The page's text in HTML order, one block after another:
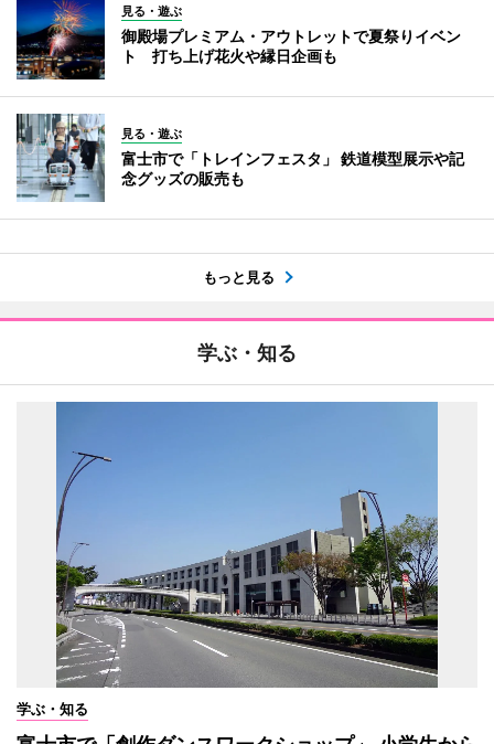
見る・遊ぶ
御殿場プレミアム・アウトレットで夏祭りイベン
ト 打ち上げ花火や縁日企画も
見る・遊ぶ
富士市で「トレインフェスタ」 鉄道模型展示や記
念グッズの販売も
もっと見る
学ぶ・知る
学ぶ・知る